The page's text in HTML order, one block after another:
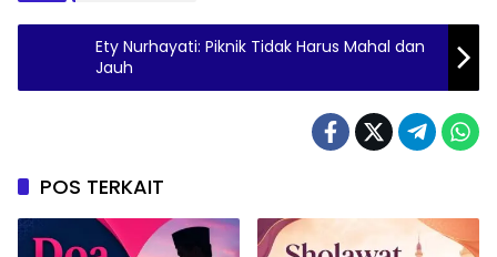
Ety Nurhayati: Piknik Tidak Harus Mahal dan
Jauh
POS TERKAIT